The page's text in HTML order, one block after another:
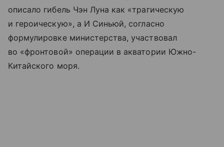
описало гибель Чэн Луна как «трагическую
и героическую», а И Синьюй, согласно
формулировке министерства, участвовал
во «фронтовой» операции в акватории Южно-
Китайского моря.